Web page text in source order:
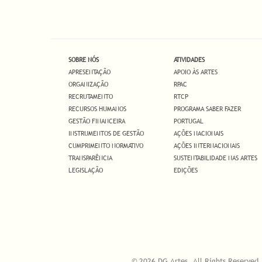
SOBRE NÓS
APRESENTAÇÃO
ORGANIZAÇÃO
RECRUTAMENTO
RECURSOS HUMANOS
GESTÃO FINANCEIRA
INSTRUMENTOS DE GESTÃO
CUMPRIMENTO NORMATIVO
TRANSPARÊNCIA
LEGISLAÇÃO
ATIVIDADES
APOIO ÀS ARTES
RPAC
RTCP
PROGRAMA SABER FAZER
PORTUGAL
AÇÕES NACIONAIS
AÇÕES INTERNACIONAIS
SUSTENTABILIDADE NAS ARTES
EDIÇÕES